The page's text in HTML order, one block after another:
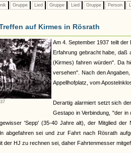
Gruppe Lied Gruppe Lied Gruppe Person
auf Kirmes in Rösrath
Am 4. September 1937 teilt
Erfahrung gebracht habe, daß
(Kirmes) fahren würden". Da
versehen". Nach den
Appellhofplatz, vom
Derartig alarmiert setzt sich
Gestapo in Verbindung, "der
'Sepp' (35-40 Jahre alt), der Mitglied
abgefahren sei und zur Fahrt nach Rösrath
der HJ zu rechnen sei, daher Fahrtenmesser